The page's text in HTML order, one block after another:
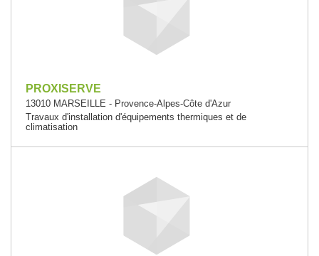
PROXISERVE
13010 MARSEILLE - Provence-Alpes-Côte d'Azur
Travaux d'installation d'équipements thermiques et de
climatisation